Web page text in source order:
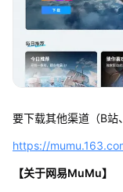
要下载其他渠道（B站
https://
【关于网易MuMu】